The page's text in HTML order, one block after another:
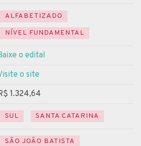
ALFABETIZADO
NÍVEL FUNDAMENTAL
o edital
o site
1.324,64
SUL SANTA CATARINA
SÃO JOÃO BATISTA